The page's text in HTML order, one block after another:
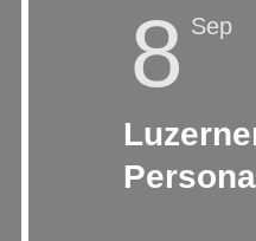
Sep
8